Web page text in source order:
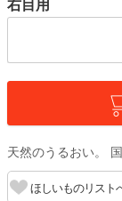
天然のうるおい。
ほしいものリスト